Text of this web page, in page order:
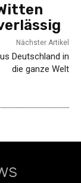
Nächster Artikel
Deutschland in
die ganze Welt